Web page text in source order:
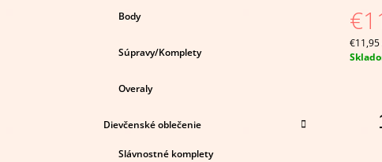
Body
Súpravy/Komplety
Overaly
Dievčenské oblečenie
Slávnostné komplety
0,0
z
5
cena:
€11,95